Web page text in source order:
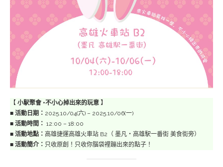
【 小駅聚會 •不小心掉出來的玩意 】
■ 活動日期： 2025.10/04(六) – 2025.10/06(一)
■ 活動時間： 12:00 – 18:00
■ 活動地點： 高雄捷運高雄火車站 B2（ 墨凡・高雄駅一番街 美食街旁）
■ 活動簡介： 只收原創！只收你腦袋裡蹦出來的點子！